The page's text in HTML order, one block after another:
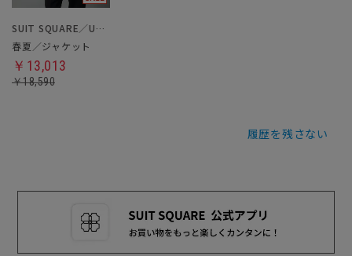
SUIT SQUARE／UNIVERSAL LANGUAGE
春夏／ジャケット
￥13,013
￥18,590
履歴を残さない